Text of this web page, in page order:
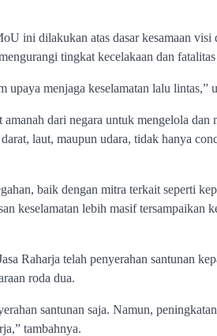
ini dilakukan atas dasar kesamaan visi
tingkat kecelakaan dan
upaya menjaga keselamatan lalu lintas,”
dari negara untuk mengelola dan
laut, maupun udara, tidak hanya
baik dengan mitra terkait seperti
keselamatan lebih masif tersampaikan
Raharja telah penyerahan santunan
roda dua.
santunan saja. Namun,
tambahnya.